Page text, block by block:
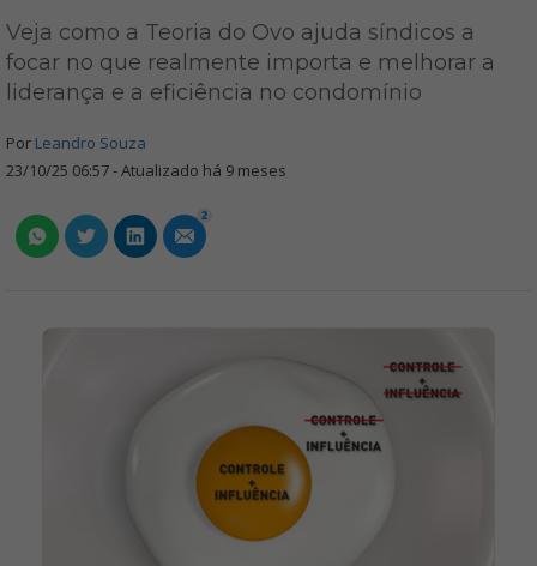
Veja como a Teoria do Ovo ajuda síndicos a
focar no que realmente importa e melhorar a
liderança e a eficiência no condomínio
Por Leandro Souza
23/10/25 06:57 - Atualizado há 9 meses
2